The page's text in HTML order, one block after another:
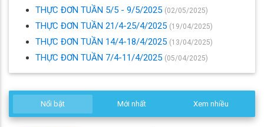
THỰC ĐƠN TUẦN 5/5 - 9/5/2025 (02/05/2025)
THỰC ĐƠN TUẦN 21/4-25/4/2025 (19/04/2025)
THỰC ĐƠN TUẦN 14/4-18/4/2025 (13/04/2025)
THỰC ĐƠN TUẦN 7/4-11/4/2025 (05/04/2025)
Nổi bật Mới nhất Xem nhiều